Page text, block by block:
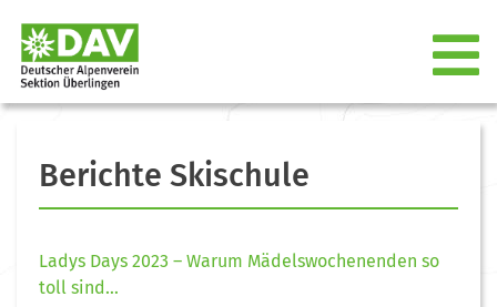
Berichte Skischule
Ladys Days 2023 – Warum Mädelswochenenden so
toll sind…